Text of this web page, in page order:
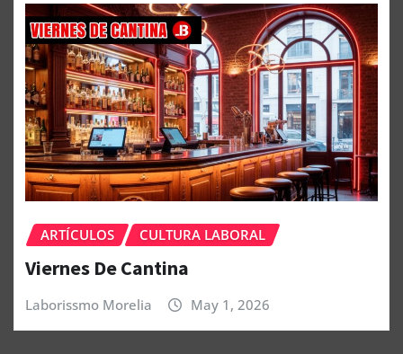
ARTÍCULOS CULTURA LABORAL
Viernes De Cantina
Laborissmo Morelia May 1, 2026